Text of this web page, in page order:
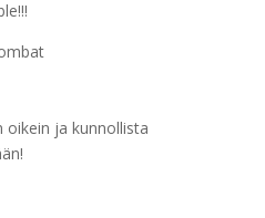
oikein ja kunnollista